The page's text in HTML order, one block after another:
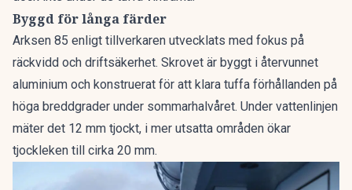
Byggd för långa färder
Arksen 85 enligt tillverkaren utvecklats med fokus på
räckvidd och driftsäkerhet. Skrovet är byggt i återvunnet
aluminium och konstruerat för att klara tuffa förhållanden på
höga breddgrader under sommarhalvåret. Under vattenlinjen
mäter det 12 mm tjockt, i mer utsatta områden ökar
tjockleken till cirka 20 mm.